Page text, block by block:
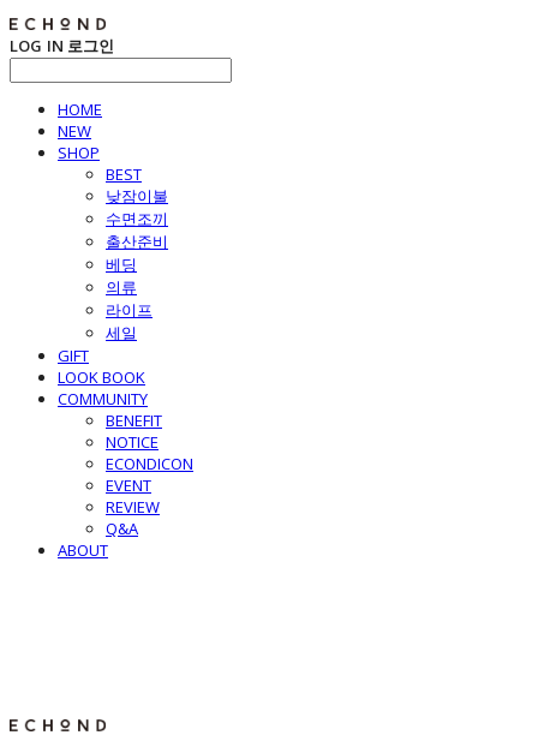
LOG IN 로그인
HOME
NEW
SHOP
BEST
낮잠이불
수면조끼
출산준비
베딩
의류
라이프
세일
GIFT
LOOK BOOK
COMMUNITY
BENEFIT
NOTICE
ECONDICON
EVENT
REVIEW
Q&A
ABOUT